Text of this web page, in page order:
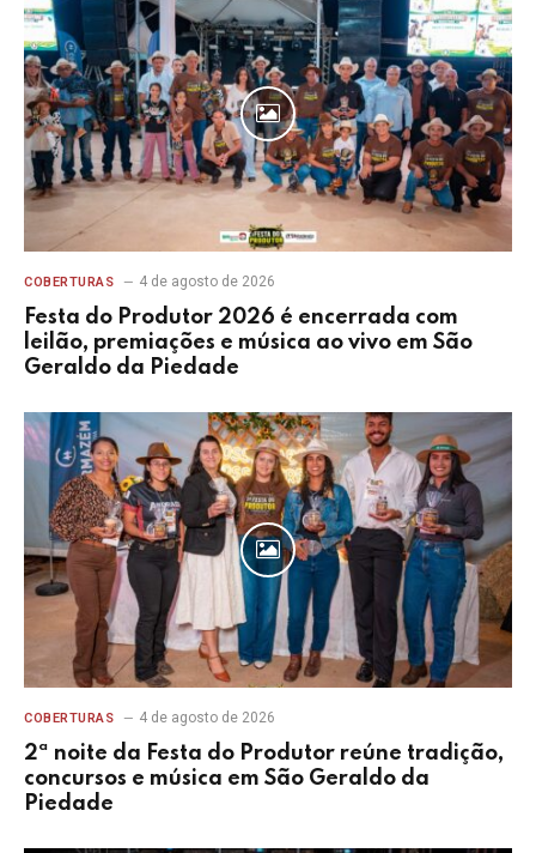
COBERTURAS 4 de agosto de 2026
Festa do Produtor 2026 é encerrada com
leilão, premiações e música ao vivo em São
Geraldo da Piedade
COBERTURAS 4 de agosto de 2026
2ª noite da Festa do Produtor reúne tradição,
concursos e música em São Geraldo da
Piedade